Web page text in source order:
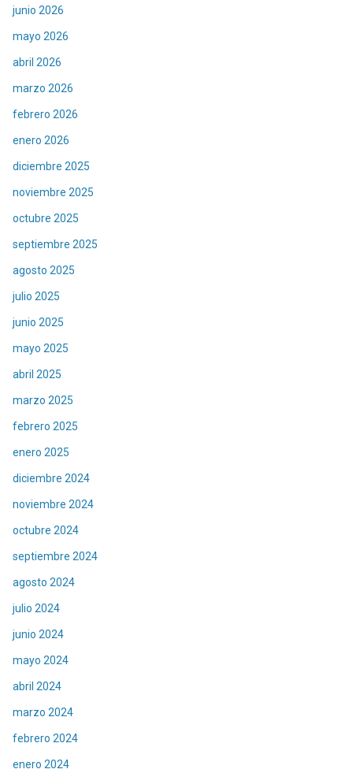
junio 2026
mayo 2026
abril 2026
marzo 2026
febrero 2026
enero 2026
diciembre 2025
noviembre 2025
octubre 2025
septiembre 2025
agosto 2025
julio 2025
junio 2025
mayo 2025
abril 2025
marzo 2025
febrero 2025
enero 2025
diciembre 2024
noviembre 2024
octubre 2024
septiembre 2024
agosto 2024
julio 2024
junio 2024
mayo 2024
abril 2024
marzo 2024
febrero 2024
enero 2024